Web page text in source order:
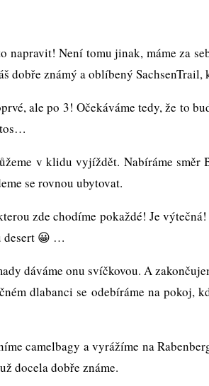
napravit! Není tomu jinak, máme za
dobře známý a oblíbený
po 3! Očekáváme tedy, že to
klidu vyjíždět. Nabíráme směr
se rovnou ubytovat.
chodíme pokaždé! Je výtečná!
desert 😀 …
onu svíčkovou. A
dlabanci se odebíráme na pokoj,
a vyrážíme na Rabenberg.
docela dobře známe.